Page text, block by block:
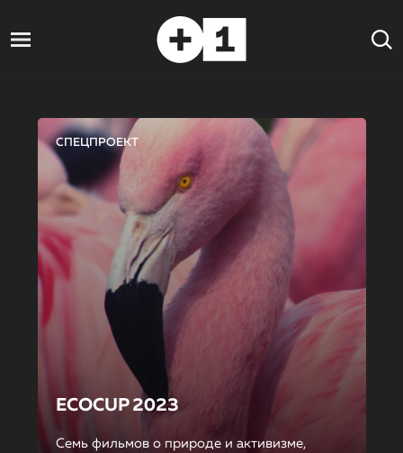
СПЕЦПРОЕКТ
ECOCUP 2023
Семь фильмов о природе и активизме,